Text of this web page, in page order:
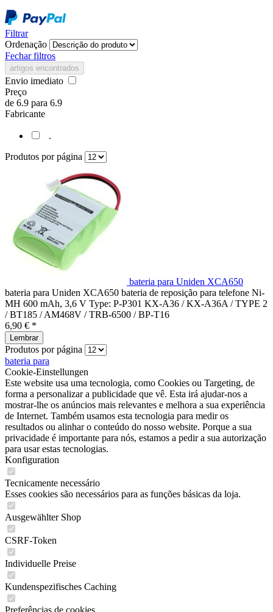
Filtrar
Ordenação
Fechar filtros
artigos encontrados
Envio imediato
Preço
de 6.9 para 6.9
Fabricante
.
Produtos por página
bateria para Uniden XCA650
bateria para Uniden XCA650 bateria de reposição para telefone Ni-
MH 600 mAh, 3,6 V Type: P-P301 KX-A36 / KX-A36A / TYPE 2
/ BT185 / AM468V / TRB-6500 / BP-T16
6,90 € *
Lembrar
Produtos por página
bateria para
Cookie-Einstellungen
Este website usa uma tecnologia, como Cookies ou Targeting, de
forma a personalizar a publicidade que vê. Esta irá ajudar-nos a
mostrar-lhe os anúncios mais relevantes e melhora a sua experiência
de Internet. Também usamos esta tecnologia para medir os
resultados ou alinhar o conteúdo do nosso website. Porque a sua
privacidade é importante para nós, estamos a pedir a sua autorização
para usar estas tecnologias.
Konfiguration
Tecnicamente necessário
Esses cookies são necessários para as funções básicas da loja.
Ausgewählter Shop
CSRF-Token
Individuelle Preise
Kundenspezifisches Caching
Preferências de cookies